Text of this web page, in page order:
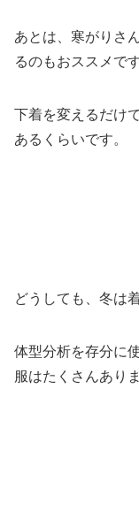
あとは、寒がりさ
るのもおススメです
下着を変えるだけ
あるくらいです。
どうしても、冬は
体型分析を存分に
服はたくさんありま